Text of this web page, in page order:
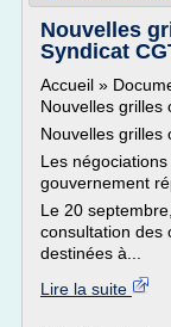
Nouvelles
Syndicat
Accueil »
Nouvelles grilles
Nouvelles grilles
Les
gouvernement
Le 20
consultation des
destinées à...
Lire la suite